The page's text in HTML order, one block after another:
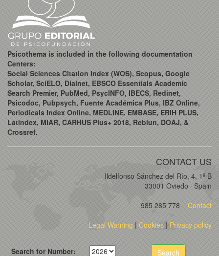
Psicothema is included in the following documentation
Centers:
Social Sciences Citation Index (WOS), Scopus, Google
Scholar, SciELO, Dialnet, EBSCO Essentials Academic
Search Premier, PubMed, PsycINFO, IBECS, Redinet,
Psicodoc, Pubpsych, Fuente Académica Plus, IBZ Online,
Periodicals Index Online, MEDLINE, EMBASE, ERIH PLUS,
Latindex, MIAR, CARHUS Plus+ 2018, Rebiun, DOAJ, &
Crossref.
CONTACT US
Ildelfonso Sánchez del Río, 4, 1º B
33001 Oviedo · Spain
985 285 778
Contact
Legal Warning | Cookies |Privacy policy
Search for Number: Search